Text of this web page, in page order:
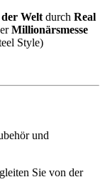
der Welt durch Real
Millionärsmesse
Style)
und
Sie von der